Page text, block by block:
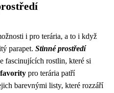
i pro terária, a to i když
parapet. Stinné prostředí
fascinujících rostlin, které si
pro terária patří
barevnými listy, které rozzáří